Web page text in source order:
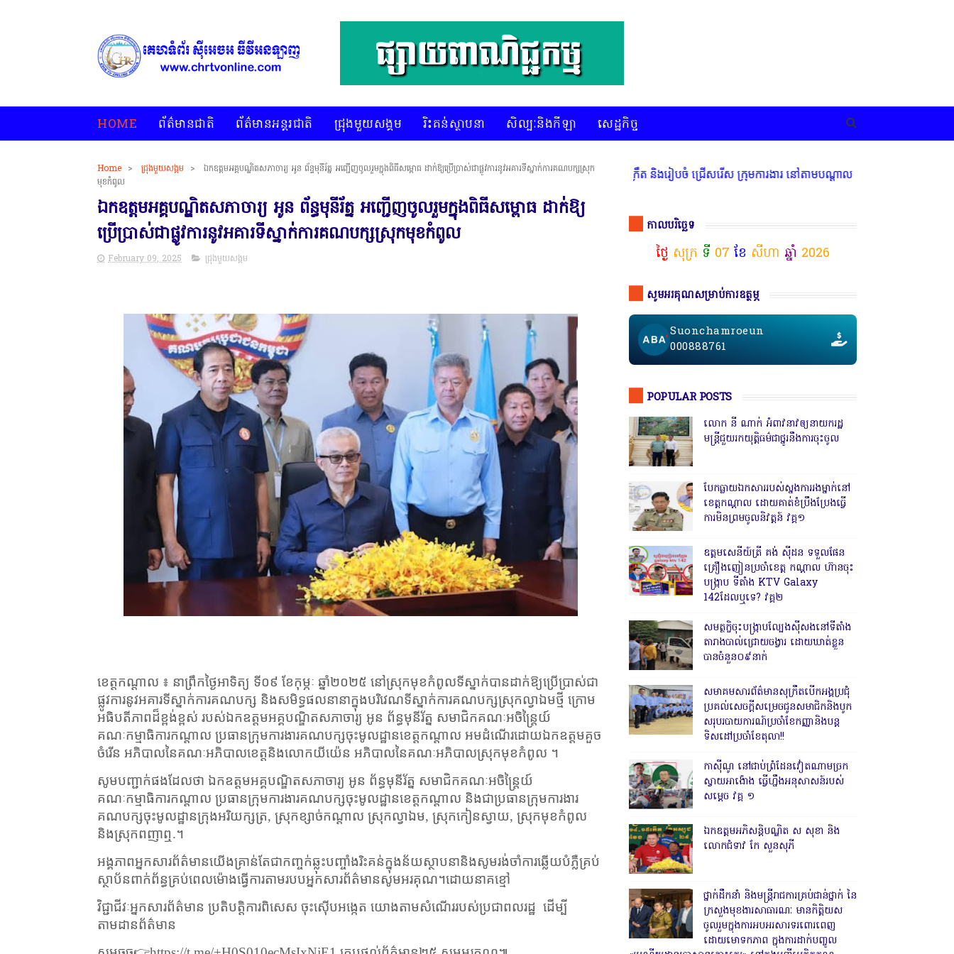
HOME ព័ត៌មានជាតិ ព័ត៌មានអន្តរជាតិ ជ្រុងមួយសង្គម រិះគន់ស្ថាបនា សិល្បៈនិងកីឡា សេដ្ឋកិច្ច
Home > ជ្រុងមួយសង្គម >
ឯកឧត្តម​អគ្គបណ្ឌិត​សភា​ចារ្យ អូន ព័ន្ធមុនីរ័ត្ន អញ្ជើញ​ចូលរួម​ក្នុង​ពិធី​សម្ពោធ ដាក់ឱ្យ​ប្រើប្រាស់​ជា​ផ្លូវការ​នូវ​អគារ​ទីស្នាក់ការ​គណបក្សស្រុក​
មុខកំពូល
ឯកឧត្តម​អគ្គបណ្ឌិត​សភា​ចារ្យ អូន ព័ន្ធមុនីរ័ត្ន អញ្ជើញ​ចូលរួម​ក្នុង​ពិធី​សម្ពោធ ដាក់ឱ្យ​
ប្រើប្រាស់​ជា​ផ្លូវការ​នូវ​អគារ​ទីស្នាក់ការ​គណបក្សស្រុក​មុខកំពូល
February 09, 2025 ជ្រុងមួយសង្គម
​ខេត្ត​កណ្តាល ៖ នា​ព្រឹក​ថ្ងៃអាទិត្យ ទី​០៩ ខែ​កុម្ភៈ ឆ្នាំ​២០២៥ នៅស្រុក​មុខកំពូលទីស្នាក់បានដាក់ឱ្យ​ប្រើប្រាស់​ជា​
ផ្លូវការ​នូវ​អគារ​ទីស្នាក់ការ​គណបក្ស និង​សមិទ្ធផល​នានា​ក្នុង​បរិវេណ​ទីស្នាក់ការ​គណបក្ស​ស្រុក​ល្វាឯម​ថ្មី ក្រោម​
អធិបតីភាព​ដ៏​ខ្ពង់ខ្ពស់ របស់ឯកឧត្តម​អគ្គបណ្ឌិត​សភា​ចារ្យ អូន ព័ន្ធមុនីរ័ត្ន សមាជិក​គណៈ​អចិន្ត្រៃយ៍​
គណៈកម្មាធិការ​កណ្ដាល ប្រធាន​ក្រុមការងារ​គណបក្ស​ចុះ​មូលដ្ឋាន​ខេត្ត​កណ្ដាល អមដំណើរដោយឯកឧត្តម​គួច
ចំរើន អភិបាល​នៃ​គណៈ​អភិបាលខេត្តនិងលោក​យី​យ៉េន អភិបាល​នៃ​គណៈ​អភិបាល​ស្រុក​មុខកំពូល ។
សូមបញ្ជាក់ផងដែលថា​ ឯកឧត្តម​អគ្គបណ្ឌិត​សភា​ចារ្យ អូន ព័ន្ធមុនីរ័ត្ន សមាជិក​គណៈ​អចិន្ត្រៃយ៍​
គណៈកម្មាធិការ​កណ្ដាល ប្រធាន​ក្រុមការងារ​គណបក្ស​ចុះ​មូលដ្ឋាន​ខេត្ត​កណ្ដាល និង​ជា​ប្រធាន​ក្រុមការងារ​
គណបក្ស​ចុះ​មូលដ្ឋាន​ក្រុង​អរិយ​ក្សត្រ​, ស្រុក​ខ្សាច់កណ្ដាល ស្រុក​ល្វាឯម​, ស្រុក​កៀនស្វាយ​, ស្រុក​មុខកំពូល
និង​ស្រុក​ពញាឮ​.។
អង្គភាពអ្នកសារព័ត៌មានយើងគ្រាន់តែជាកញ្ចក់ឆ្លុះបញ្ចាំងរិះគន់ក្នុងន័យស្ថាបនានិងសូមរង់ចាំការឆ្លើយបំភ្លឺគ្រប់
ស្ថាប័នពាក់ព័ន្ធគ្រប់ពេលម៉ោងធ្វើការតាមរបបអ្នកសារព័ត៌មានសូមអរគុណ។ដោយនាគខ្មៅ
វិជ្ជាជីវៈអ្នកសារព័ត៌មាន ប្រតិបត្តិការពិសេស ចុះស៊ើបអង្កេត យោងតាមសំណើររបស់ប្រជាពលរដ្ឋ ដើម្បី
តាមដានព័ត៌មាន
* គេហទំព័រ ស៊ីអេចអធីវីអនឡាញ ជាព័ត៌មានពិត រហ័ស អព្យាក្រឹត និងរៀបចំ ជ្រើសរើស ក្រុមការងារ នៅតាមបណ្តាលរាជធានី ខេត្ត មានចំណាប់អារម្មណ៍ សូ
កាលបរិច្ឆេទ
ថ្ងៃ សុក្រ ទី 07 ខែ សីហា ឆ្នាំ 2026
សូមអរគុណសម្រាប់ការឧត្ថម្ភ
Suonchamroeun
000888761
POPULAR POSTS
លោក នី ណាក់ អំពាវនាវឲ្យនាយករដ្ឋ
មន្ត្រីជួយរកយុត្តិធម៌ជាថ្នូរនឹងការចុះចូល
បែកធ្លាយឯកសាររបស់ស្នងការរងម្នាក់នៅ
ខេត្តកណ្ដាល ដោយគាត់ខំប្រឹងប្រែងធ្វើ
ការមិនព្រមចូលនិវត្តន៍ វគ្គ១
ឧត្តមសេនីយ៍ត្រី គង់ ស៊ីដន ទទួលផែន
គ្រឿងញៀនប្រចាំខេត្ត កណ្តាល ហ៊ានចុះ
បង្ក្រាប ទីតាំង KTV Galaxy
142ដែលឬទេ? វគ្គ២
សមត្ថកិ្ចចុះបង្ក្រាបល្បែងស៊ីសងនៅទីតាំង
តារាងបាល់ជ្រោយចង្វារ ដោយឃាត់ខ្លួន
បានចំនួន០៩នាក់
សមាគមសារព័ត៌មានសុក្រឹតបើកអង្គប្រជុំ
ប្រគល់សេចក្តីសម្រេចជូនសមាជិកនិងបូក
សរុបរបាយការណ៍ប្រចាំខែកញ្ញានិងបន្ត
ទិសដៅប្រចាំខែតុលា!!
កាសុីណូ នៅជាប់ព្រំដែនវៀតណាមច្រក
ស្វាយអាង៉ោង ធ្វើហ្នឹងអនុសាសន៍របស់
សម្ដេច វគ្គ ១
ឯកឧត្តមអភិសន្តិបណ្ឌិត ស សុខា និង
លោកជំទាវ កែ សួនសុភី
ថ្នាក់ដឹកនាំ និងមន្ត្រីរាជការគ្រប់ជាន់ថ្នាក់ នៃ
ក្រសួងមុខងារសាធារណៈ មានកិត្តិយស
ចូលរួមក្នុងការអបអរសារទរពោរពេញ
ដោយមោទកភាព ក្នុងការដាក់បញ្ចូល